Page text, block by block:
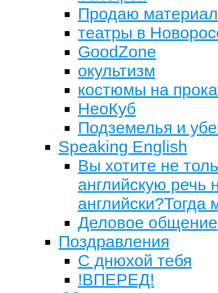
Продаю
театры в
GoodZone
окультизм
костюмы на
НеоКуб
Подземелья и
Speaking English
Вы хотите не
английскую речь
Деловое общение
Поздравления
С днюхой тебя
!ВПЕРЕД!